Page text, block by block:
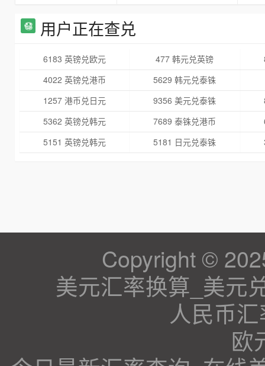
用户正在查兑
6183 英镑兑欧元 477 韩元兑英镑
4022 英镑兑港币
5629 韩元兑泰铢
1257 港币兑日元
9356 美元兑泰铢
5362 英镑兑韩元
7689 泰铢兑港币
5151 英镑兑韩元
5181 日元兑泰铢
Copyright ©
美元汇率换算_美元
人民币
欧